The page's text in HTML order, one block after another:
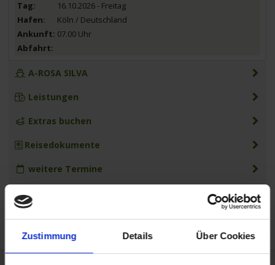
Zustimmung Details Über Cookies
16.10.2026 - Freitag
Köln / Deutschland
07.00 Uhr
A-ROSA SILVA
Leistungen
Extras buchen
Reisedokumente
weitere Termine
Mobilität